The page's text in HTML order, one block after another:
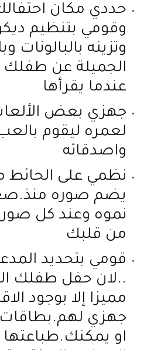
حددي مكان
وقومي بتنظيم
وتزينه بالبالونات
الجميلة عن طفلك
عندما يقرأها
جهزي بعض
لعمره ليقوم
واصدقائه
نظمي على
يضم صوره
نموه وعند كل
من قلبك
قومي بتحديد
..لان حفل طفلك
مميزا إلا بوجود
جهزي
او يمكنك.طباعتها